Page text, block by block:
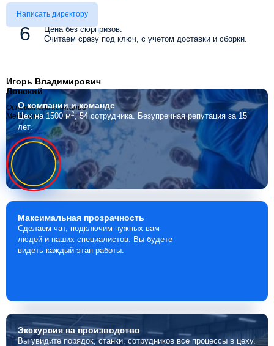
Цена без сюрпризов.
Считаем сразу под ключ, с учетом доставки и сборки.
Написать директору
Игорь Владимирович
Лонский
Основатель компании
Мебелино
О компаниии команде
Цех на 1500 м2, 54 сотрудника. Безупречная репутация за 15
лет.
Максимальная прозрачность
Сделаем чат, подключим нужных вам
людей и наших специалистов. Вы будете
видеть каждый этап работы.
Экскурсияна производство
Вы увидите порядок, станки, сотрудников все процессы в цеху.